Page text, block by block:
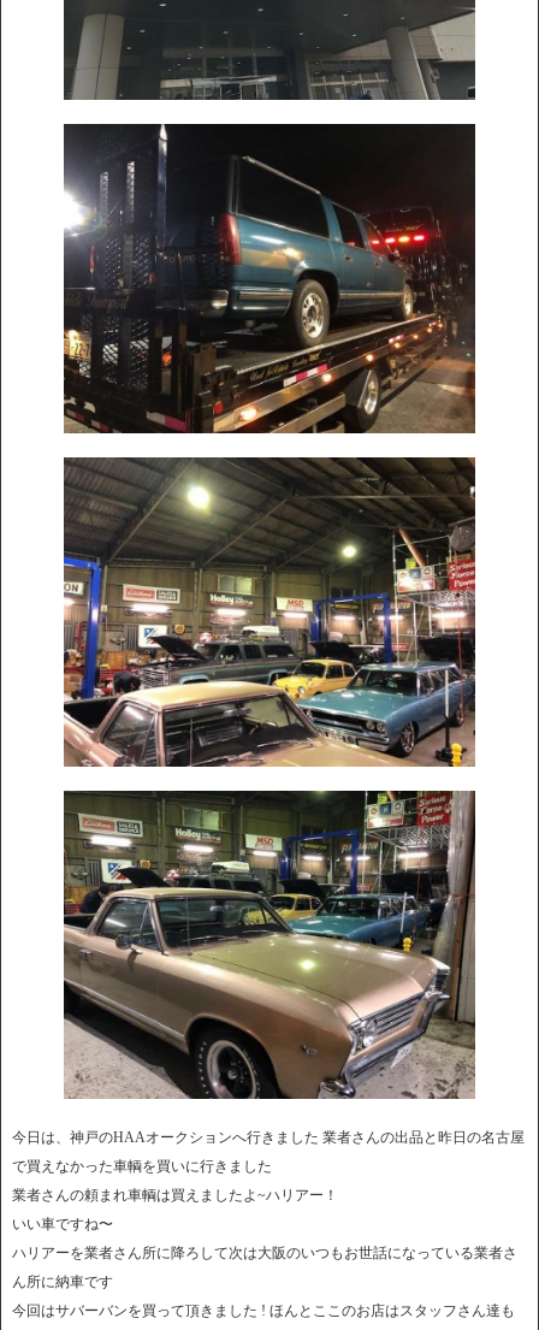
今日は、神戸のHAAオークションへ行きました 業者さんの出品と昨日の名古屋
で買えなかった車輌を買いに行きました
業者さんの頼まれ車輌は買えましたよ~ハリアー！
いい車ですね〜
ハリアーを業者さん所に降ろして次は大阪のいつもお世話になっている業者さ
ん所に納車です
今回はサバーバンを買って頂きました ! ほんとここのお店はスタッフさん達も